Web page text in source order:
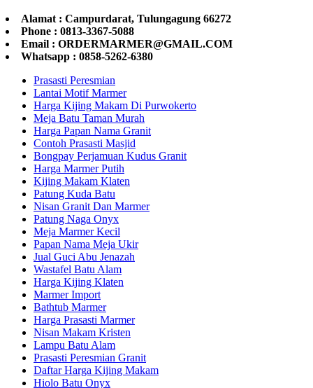
Alamat : Campurdarat, Tulungagung 66272
Phone : 0813-3367-5088
Email : ORDERMARMER@GMAIL.COM
Whatsapp : 0858-5262-6380
Prasasti Peresmian
Lantai Motif Marmer
Harga Kijing Makam Di Purwokerto
Meja Batu Taman Murah
Harga Papan Nama Granit
Contoh Prasasti Masjid
Bongpay Perjamuan Kudus Granit
Harga Marmer Putih
Kijing Makam Klaten
Patung Kuda Batu
Nisan Granit Dan Marmer
Patung Naga Onyx
Meja Marmer Kecil
Papan Nama Meja Ukir
Jual Guci Abu Jenazah
Wastafel Batu Alam
Harga Kijing Klaten
Marmer Import
Bathtub Marmer
Harga Prasasti Marmer
Nisan Makam Kristen
Lampu Batu Alam
Prasasti Peresmian Granit
Daftar Harga Kijing Makam
Hiolo Batu Onyx